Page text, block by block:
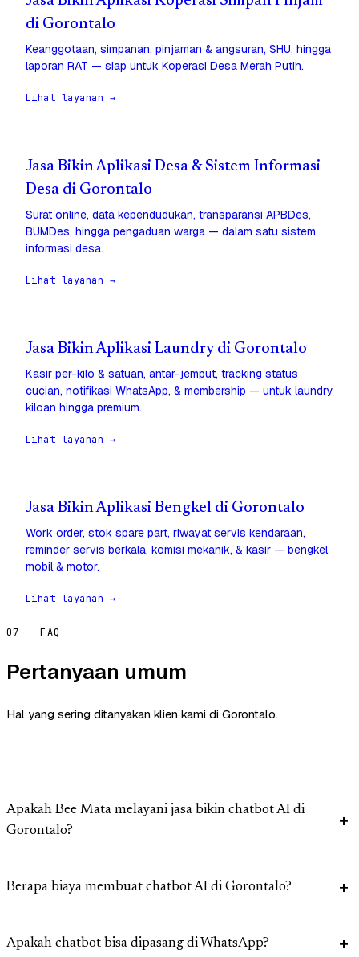
di Gorontalo
Keanggotaan, simpanan, pinjaman & angsuran, SHU, hingga
laporan RAT — siap untuk Koperasi Desa Merah Putih.
Lihat layanan →
Jasa Bikin Aplikasi Desa & Sistem Informasi
Desa di Gorontalo
Surat online, data kependudukan, transparansi APBDes,
BUMDes, hingga pengaduan warga — dalam satu sistem
informasi desa.
Lihat layanan →
Jasa Bikin Aplikasi Laundry di Gorontalo
Kasir per-kilo & satuan, antar-jemput, tracking status
cucian, notifikasi WhatsApp, & membership — untuk laundry
kiloan hingga premium.
Lihat layanan →
Jasa Bikin Aplikasi Bengkel di Gorontalo
Work order, stok spare part, riwayat servis kendaraan,
reminder servis berkala, komisi mekanik, & kasir — bengkel
mobil & motor.
Lihat layanan →
07 — FAQ
Pertanyaan umum
Hal yang sering ditanyakan klien kami di Gorontalo.
Apakah Bee Mata melayani jasa bikin chatbot AI di
Gorontalo?
Berapa biaya membuat chatbot AI di Gorontalo?
Apakah chatbot bisa dipasang di WhatsApp?